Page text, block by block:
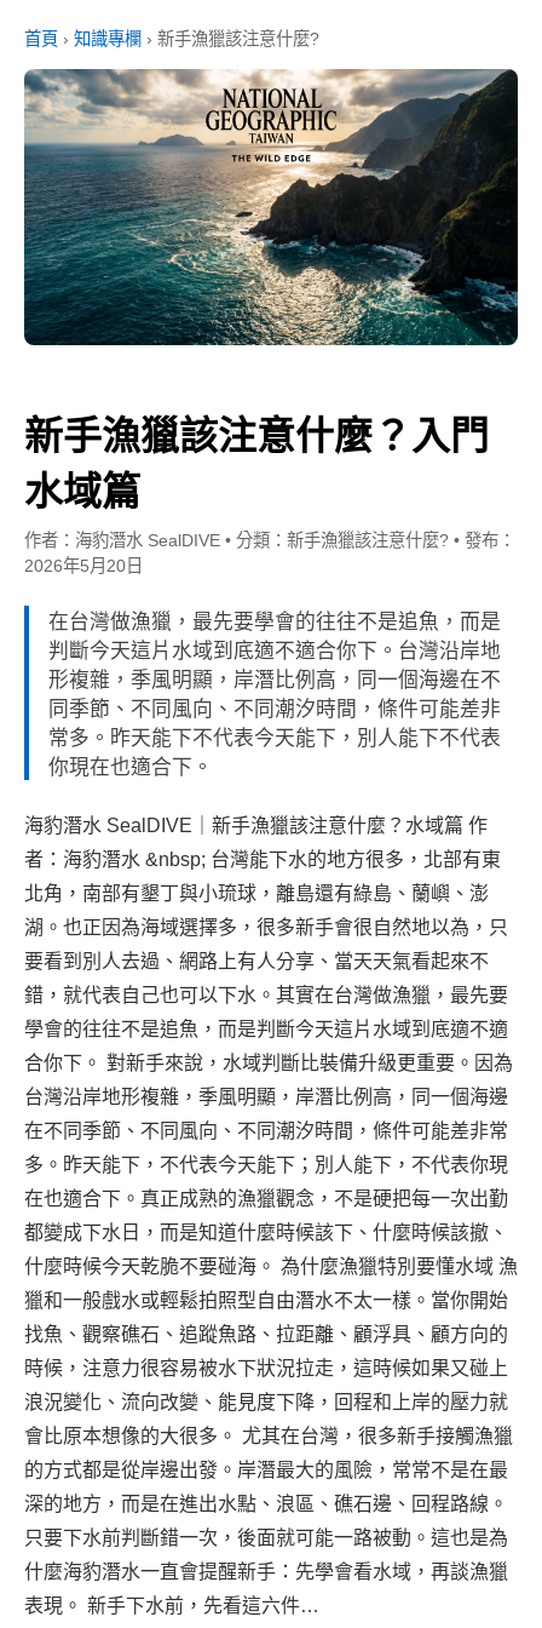
首頁 › 知識專欄 › 新手漁獵該注意什麼?
新手漁獵該注意什麼？入門
水域篇
作者：海豹潛水 SealDIVE • 分類：新手漁獵該注意什麼? • 發布：
2026年5月20日
在台灣做漁獵，最先要學會的往往不是追魚，而是
判斷今天這片水域到底適不適合你下。台灣沿岸地
形複雜，季風明顯，岸潛比例高，同一個海邊在不
同季節、不同風向、不同潮汐時間，條件可能差非
常多。昨天能下不代表今天能下，別人能下不代表
你現在也適合下。
海豹潛水 SealDIVE｜新手漁獵該注意什麼？水域篇 作
者：海豹潛水 &nbsp; 台灣能下水的地方很多，北部有東
北角，南部有墾丁與小琉球，離島還有綠島、蘭嶼、澎
湖。也正因為海域選擇多，很多新手會很自然地以為，只
要看到別人去過、網路上有人分享、當天天氣看起來不
錯，就代表自己也可以下水。其實在台灣做漁獵，最先要
學會的往往不是追魚，而是判斷今天這片水域到底適不適
合你下。 對新手來說，水域判斷比裝備升級更重要。因為
台灣沿岸地形複雜，季風明顯，岸潛比例高，同一個海邊
在不同季節、不同風向、不同潮汐時間，條件可能差非常
多。昨天能下，不代表今天能下；別人能下，不代表你現
在也適合下。真正成熟的漁獵觀念，不是硬把每一次出勤
都變成下水日，而是知道什麼時候該下、什麼時候該撤、
什麼時候今天乾脆不要碰海。 為什麼漁獵特別要懂水域 漁
獵和一般戲水或輕鬆拍照型自由潛水不太一樣。當你開始
找魚、觀察礁石、追蹤魚路、拉距離、顧浮具、顧方向的
時候，注意力很容易被水下狀況拉走，這時候如果又碰上
浪況變化、流向改變、能見度下降，回程和上岸的壓力就
會比原本想像的大很多。 尤其在台灣，很多新手接觸漁獵
的方式都是從岸邊出發。岸潛最大的風險，常常不是在最
深的地方，而是在進出水點、浪區、礁石邊、回程路線。
只要下水前判斷錯一次，後面就可能一路被動。這也是為
什麼海豹潛水一直會提醒新手：先學會看水域，再談漁獵
表現。 新手下水前，先看這六件…